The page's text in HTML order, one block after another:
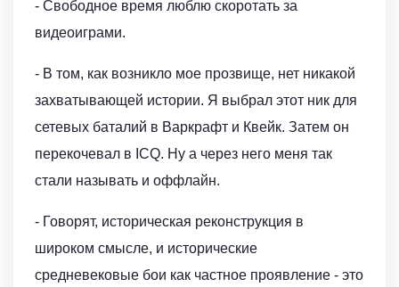
- Свободное время люблю скоротать за
видеоиграми.
- В том, как возникло мое прозвище, нет никакой
захватывающей истории. Я выбрал этот ник для
сетевых баталий в Варкрафт и Квейк. Затем он
перекочевал в ICQ. Ну а через него меня так
стали называть и оффлайн.
- Говорят, историческая реконструкция в
широком смысле, и исторические
средневековые бои как частное проявление - это